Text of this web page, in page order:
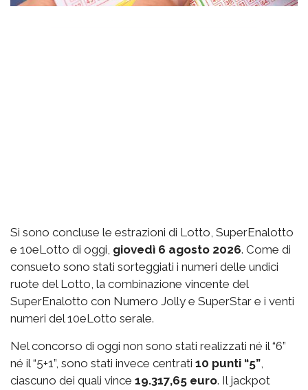
Si sono concluse le estrazioni di Lotto, SuperEnalotto
e 10eLotto di oggi, giovedì 6 agosto 2026. Come di
consueto sono stati sorteggiati i numeri delle undici
ruote del Lotto, la combinazione vincente del
SuperEnalotto con Numero Jolly e SuperStar e i venti
numeri del 10eLotto serale.
Nel concorso di oggi non sono stati realizzati né il “6”
né il “5+1”, sono stati invece centrati 10 punti “5”,
ciascuno dei quali vince 19.317,65 euro. Il jackpot